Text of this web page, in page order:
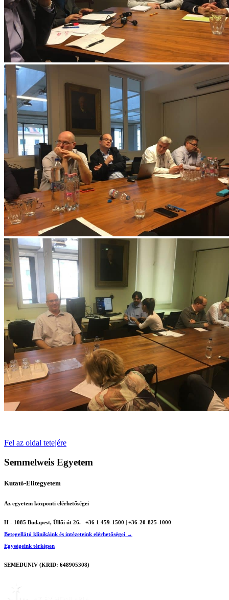
Fel az oldal tetejére
Semmelweis Egyetem
Kutató-Elitegyetem
Az egyetem központi elérhetőségei
H - 1085 Budapest, Üllői út 26.
+36 1 459-1500 | +36-20-825-1000
Betegellátó klinikáink és intézeteink elérhetőségei →
Egységeink térképen
SEMEDUNIV (KRID: 648905308)